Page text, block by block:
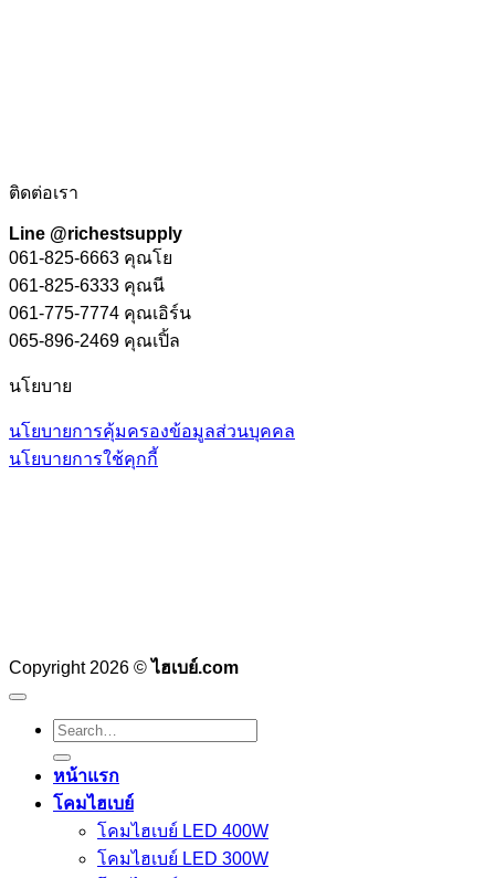
ติดต่อเรา
Line @richestsupply
061-825-6663 คุณโย
061-825-6333 คุณนี
061-775-7774 คุณเอิร์น
065-896-2469 คุณเปิ้ล
นโยบาย
นโยบายการคุ้มครองข้อมูลส่วนบุคคล
นโยบายการใช้คุกกี้
Copyright 2026 ©ไฮเบย์.com
Search
for:
หน้าแรก
โคมไฮเบย์
โคมไฮเบย์ LED 400W
โคมไฮเบย์ LED 300W